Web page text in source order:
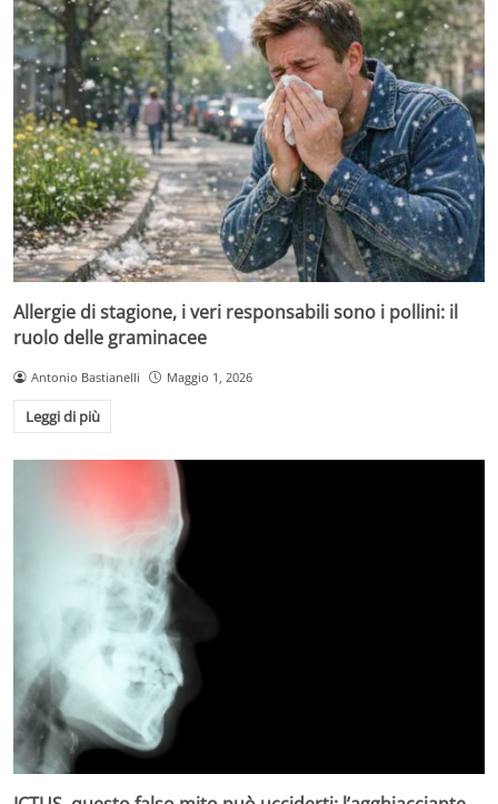
Allergie di stagione, i veri responsabili sono i pollini: il
ruolo delle graminacee
Antonio Bastianelli Maggio 1, 2026
Leggi di più